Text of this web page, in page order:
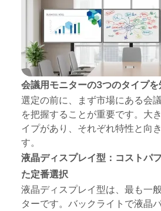
会議用モニターの3つのタイプを
選定の前に、まず市場にある会
を把握することが重要です。大
イプがあり、それぞれ特性と向
す。
液晶ディスプレイ型：コストパ
た定番選択
液晶ディスプレイ型は、最も一
ターです。バックライトで液晶